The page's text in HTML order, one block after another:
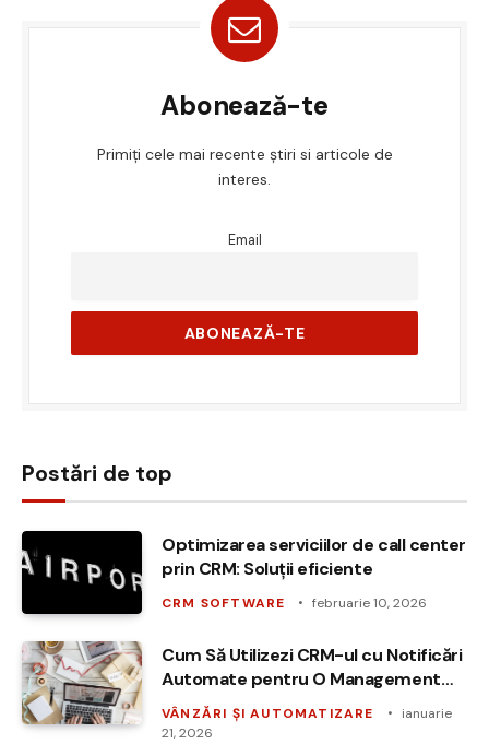
Abonează-te
Primiți cele mai recente știri si articole de
interes.
Email
Postări de top
Optimizarea serviciilor de call center
prin CRM: Soluții eficiente
CRM SOFTWARE februarie 10, 2026
Cum Să Utilizezi CRM-ul cu Notificări
Automate pentru O Management
Eficient al Clienților
VÂNZĂRI ȘI AUTOMATIZARE
ianuarie
21, 2026